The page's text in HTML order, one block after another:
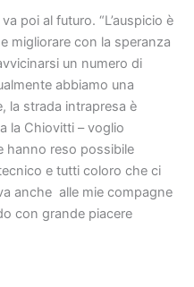
poi al futuro. “L’auspicio è
migliorare con la speranza
un numero di
abbiamo una
la strada intrapresa è
la Chiovitti – voglio
hanno reso possibile
e tutti coloro che ci
anche alle mie compagne
con grande piacere